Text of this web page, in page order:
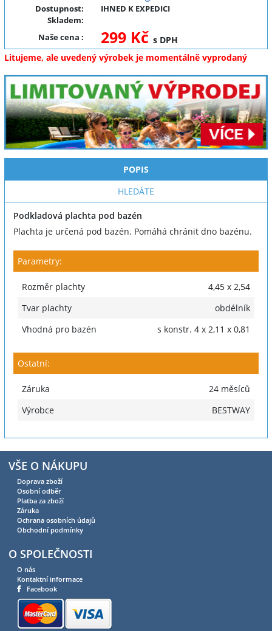
Dostupnost:
IHNED K EXPEDICI
Skladem:
Naše cena : 299 Kč s DPH
Litujeme, ale uvedený výrobek je momentálně vyprodaný
POPIS
HLEDÁTE
Podkladová plachta pod bazén
Plachta je určená pod bazén. Pomáhá chránit dno bazénu.
Parametry:
Rozměr plachty
4,45 x 2,54
Tvar plachty
obdélník
Vhodná pro bazén
s konstr. 4 x 2,11 x 0,81
Ostatní:
Záruka
24 měsíců
Výrobce
BESTWAY
VŠE O NÁKUPU
Doprava zboží
Osobní odběr
Platba za zboží
Záruka
Ochrana osobních údajů
Obchodní podmínky
O SPOLEČNOSTI
O nás
Kontaktní informace
Facebook